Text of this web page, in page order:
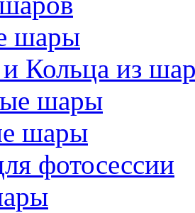
шары
Кольца из
шары
шары
фотосессии